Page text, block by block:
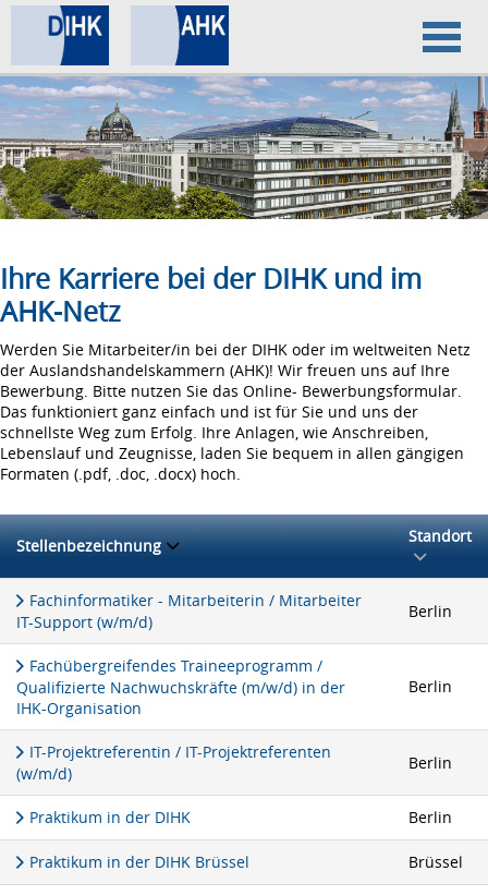
Home
Datenschutz
Impressum
Ihre Karriere bei der DIHK und im
AHK-Netz
Werden Sie Mitarbeiter/in bei der DIHK oder im weltweiten Netz
der Auslandshandelskammern (AHK)! Wir freuen uns auf Ihre
Bewerbung. Bitte nutzen Sie das Online- Bewerbungsformular.
Das funktioniert ganz einfach und ist für Sie und uns der
schnellste Weg zum Erfolg. Ihre Anlagen, wie Anschreiben,
Lebenslauf und Zeugnisse, laden Sie bequem in allen gängigen
Formaten (.pdf, .doc, .docx) hoch.
Stellenbezeichnung Standort
Fachinformatiker - Mitarbeiterin / Mitarbeiter
IT-Support (w/m/d)
Berlin
Fachübergreifendes Traineeprogramm /
Qualifizierte Nachwuchskräfte (m/w/d) in der
IHK-Organisation
Berlin
IT-Projektreferentin / IT-Projektreferenten
(w/m/d)
Berlin
Praktikum in der DIHK Berlin
Praktikum in der DIHK Brüssel Brüssel